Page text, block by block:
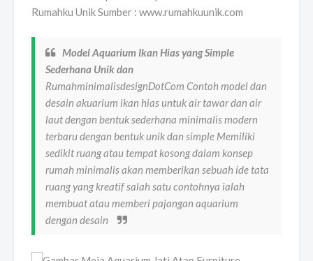
Rumahku Unik Sumber : www.rumahkuunik.com
Model Aquarium Ikan Hias yang Simple
Sederhana Unik dan
RumahminimalisdesignDotCom Contoh model dan
desain akuarium ikan hias untuk air tawar dan air
laut dengan bentuk sederhana minimalis modern
terbaru dengan bentuk unik dan simple Memiliki
sedikit ruang atau tempat kosong dalam konsep
rumah minimalis akan memberikan sebuah ide tata
ruang yang kreatif salah satu contohnya ialah
membuat atau memberi pajangan aquarium
dengan desain